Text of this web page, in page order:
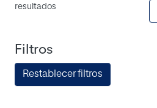
resultados
Filtros
Restablecer filtros